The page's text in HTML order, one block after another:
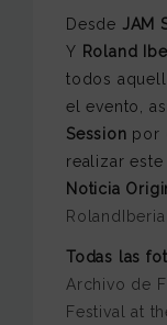
Desde JAM
Y Roland
todos
el evento,
Session por
realizar
Noticia
Todas las
Archivo de
Festival at